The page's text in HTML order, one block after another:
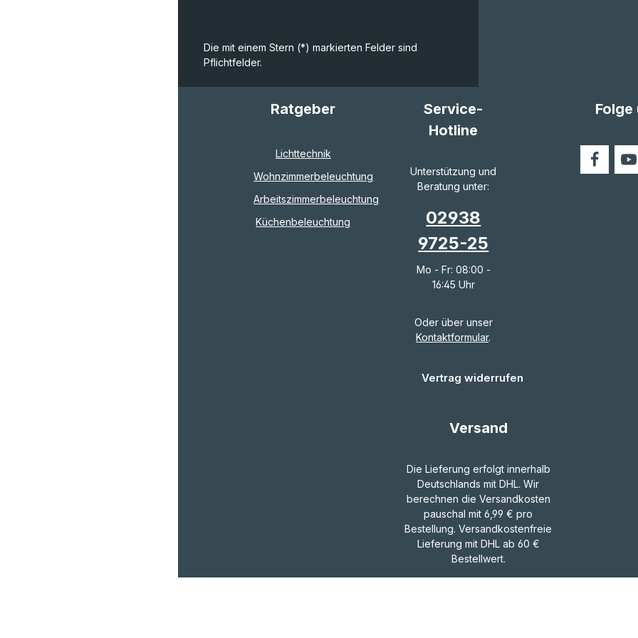
Die mit einem Stern (*) markierten Felder sind
Pflichtfelder.
Ratgeber
Lichttechnik
Wohnzimmerbeleuchtung
Arbeitszimmerbeleuchtung
Küchenbeleuchtung
Service-
Hotline
Unterstützung und
Beratung unter:
02938
9725-25
Mo - Fr: 08:00 -
16:45 Uhr
Oder über unser
Kontaktformular.
Vertrag widerrufen
Folge
Versand
Die Lieferung erfolgt innerhalb
Deutschlands mit DHL. Wir
berechnen die Versandkosten
pauschal mit 6,99 € pro
Bestellung. Versandkostenfreie
Lieferung mit DHL ab 60 €
Bestellwert.